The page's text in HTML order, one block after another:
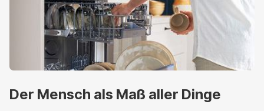
Der Mensch als Maß aller Dinge